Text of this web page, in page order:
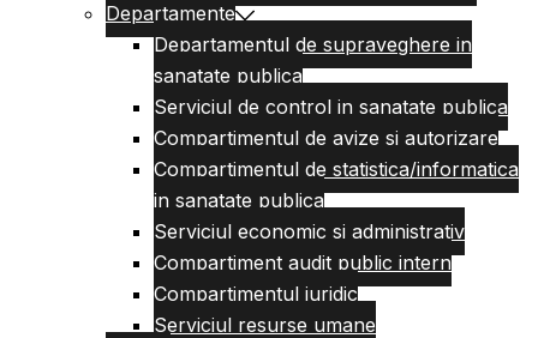
Departamente
Departamentul de supraveghere in
sanatate publica
Serviciul de control in sanatate publica
Compartimentul de avize si autorizare
Compartimentul de statistica/informatica
in sanatate publica
Serviciul economic si administrativ
Compartiment audit public intern
Compartimentul juridic
Serviciul resurse umane